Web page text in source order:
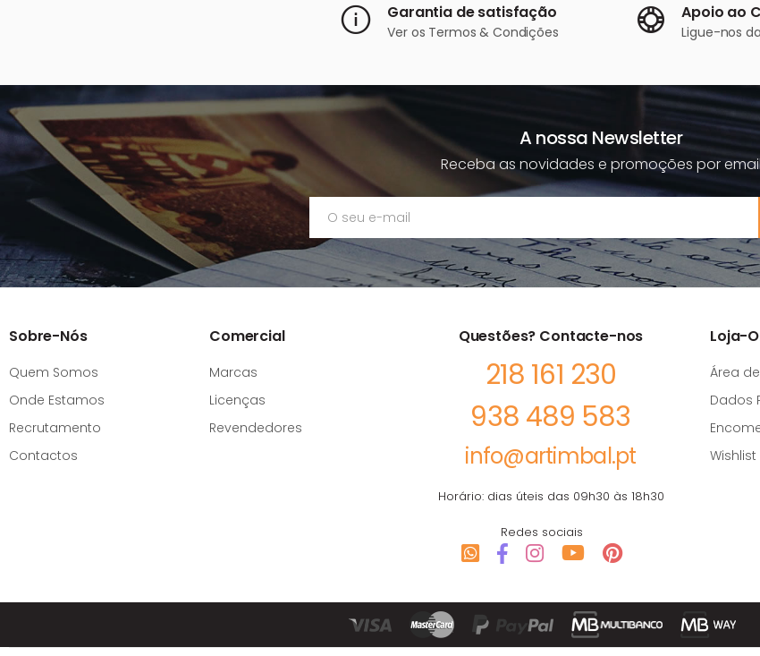
Garantia de satisfação
Ver os Termos & Condições
Apoio ao
Ligue-nos
A nossa Newsletter
Receba as novidades e promoções por
Sobre-Nós
Quem Somos
Onde Estamos
Recrutamento
Contactos
Comercial
Marcas
Licenças
Revendedores
Questões? Contacte-nos
218 161 230
938 489 583
info@artimbal.pt
Horário: dias úteis das 09h30 às 18h30
Redes sociais
Loja-
Área
Dados
Wishlist